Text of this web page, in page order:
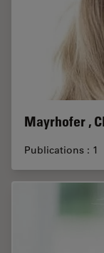
Mayrhofer ,
Publications : 1